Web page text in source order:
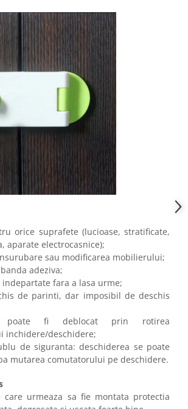
orice suprafete (lucioase, stratificate,
aparate electrocasnice);
sau modificarea mobilierului;
adeziva;
fara a lasa urme;
de parinti, dar imposibil de deschis
poate fi deblocat prin rotirea
inchidere/deschidere;
de siguranta: deschiderea se poate
mutarea comutatorului pe deschidere.
care urmeaza sa fie montata protectia